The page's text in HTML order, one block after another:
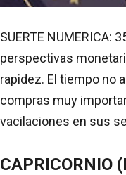
SUERTE NUMERICA:
perspectivas
rapidez. El tiempo no
compras muy
vacilaciones en sus
CAPRICORNIO